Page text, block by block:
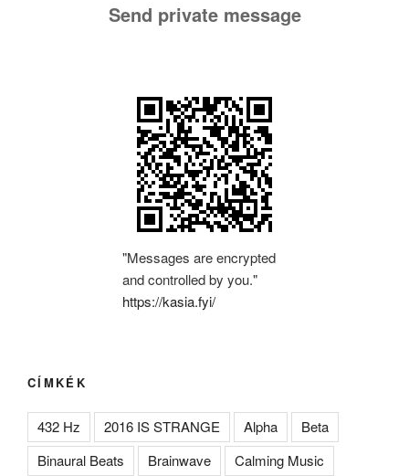
Send private message
"Messages are encrypted
and controlled by you."
https://kasia.fyi/
CÍMKÉK
432 Hz 2016 IS STRANGE Alpha
Beta
Binaural Beats
Brainwave
Calming Music